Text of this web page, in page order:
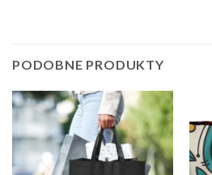
PODOBNE PRODUKTY